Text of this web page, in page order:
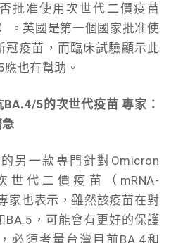
批准使用次世代二價疫苗
。英國是第一個國家批准使
冠疫苗，而臨床試驗顯示此
也有幫助。
5的次世代疫苗 專家：
另一款專門針對Omicron
世代二價疫苗（mRNA-
家也表示，雖然該疫苗在對
BA.5，可能會有更好的保護
必須考量台灣目前BA.4和